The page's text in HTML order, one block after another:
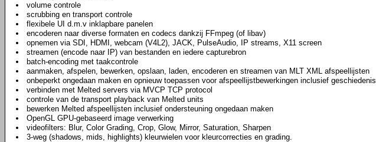
volume controle
scrubbing en transport controle
flexibele UI d.m.v inklapbare panelen
encoderen naar diverse formaten en codecs dankzij FFmpeg (of libav)
opnemen via SDI, HDMI, webcam (V4L2), JACK, PulseAudio, IP streams, X11 screen
streamen (encode naar IP) van bestanden en iedere capturebron
batch-encoding met taakcontrole
aanmaken, afspelen, bewerken, opslaan, laden, encoderen en streamen van MLT XML afspeellijsten
onbeperkt ongedaan maken en opnieuw toepassen voor afspeellijstbewerkingen inclusief geschiedenis
verbinden met Melted servers via MVCP TCP protocol
controle van de transport playback van Melted units
bewerken Melted afspeellijsten inclusief ondersteuning ongedaan maken
OpenGL GPU-gebaseerd image verwerking
videofilters: Blur, Color Grading, Crop, Glow, Mirror, Saturation, Sharpen
3-weg (shadows, mids, highlights) kleurwielen voor kleurcorrecties en grading.